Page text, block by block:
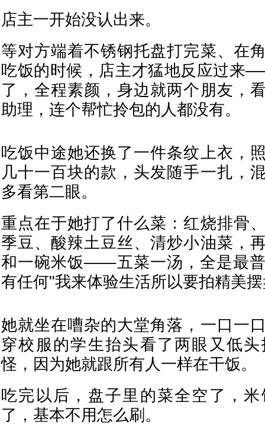
店主一开始没认出来。
等对方端着不锈钢托盘打完菜、在
吃饭的时候，店主才猛地反应过来
了，全程素颜，身边就两个朋友，
助理，连个帮忙拎包的人都没有。
吃饭中途她还换了一件条纹上衣，
几十一百块的款，头发随手一扎，
多看第二眼。
重点在于她打了什么菜：红烧排骨
季豆、酸辣土豆丝、清炒小油菜，
和一碗米饭——五菜一汤，全是最
有任何"我来体验生活所以要拍精美
她就坐在嘈杂的大堂角落，一口一
穿校服的学生抬头看了两眼又低
怪，因为她就跟所有人一样在干饭。
吃完以后，盘子里的菜全空了，
了，基本不用怎么刷。